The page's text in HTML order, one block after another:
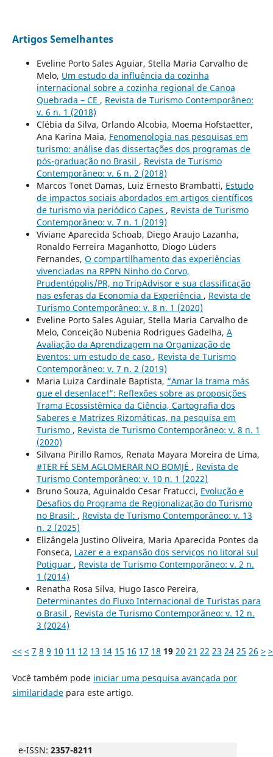
Artigos Semelhantes
Eveline Porto Sales Aguiar, Stella Maria Carvalho de
Melo, Um estudo da influência da cozinha
internacional sobre a cozinha regional de Canoa
Quebrada – CE , Revista de Turismo Contemporâneo:
v. 6 n. 1 (2018)
Clébia da Silva, Orlando Alcobia, Moema Hofstaetter,
Ana Karina Maia, Fenomenologia nas pesquisas em
turismo: análise das dissertações dos programas de
pós-graduação no Brasil , Revista de Turismo
Contemporâneo: v. 6 n. 2 (2018)
Marcos Tonet Damas, Luiz Ernesto Brambatti, Estudo
de impactos sociais abordados em artigos científicos
de turismo via periódico Capes , Revista de Turismo
Contemporâneo: v. 7 n. 1 (2019)
Viviane Aparecida Schoab, Diego Araujo Lazanha,
Ronaldo Ferreira Maganhotto, Diogo Lüders
Fernandes, O compartilhamento das experiências
vivenciadas na RPPN Ninho do Corvo,
Prudentópolis/PR, no TripAdvisor e sua classificação
nas esferas da Economia da Experiência , Revista de
Turismo Contemporâneo: v. 8 n. 1 (2020)
Eveline Porto Sales Aguiar, Stella Maria Carvalho de
Melo, Conceição Nubenia Rodrigues Gadelha, A
Avaliação da Aprendizagem na Organização de
Eventos: um estudo de caso , Revista de Turismo
Contemporâneo: v. 7 n. 2 (2019)
Maria Luiza Cardinale Baptista, “Amar la trama más
que el desenlace!”: Reflexões sobre as proposições
Trama Ecossistêmica da Ciência, Cartografia dos
Saberes e Matrizes Rizomáticas, na pesquisa em
Turismo , Revista de Turismo Contemporâneo: v. 8 n. 1
(2020)
Silvana Pirillo Ramos, Renata Mayara Moreira de Lima,
#TER FÉ SEM AGLOMERAR NO BOMJÉ , Revista de
Turismo Contemporâneo: v. 10 n. 1 (2022)
Bruno Souza, Aguinaldo Cesar Fratucci, Evolução e
Desafios do Programa de Regionalização do Turismo
no Brasil: , Revista de Turismo Contemporâneo: v. 13
n. 2 (2025)
Elizângela Justino Oliveira, Maria Aparecida Pontes da
Fonseca, Lazer e a expansão dos serviços no litoral sul
Potiguar , Revista de Turismo Contemporâneo: v. 2 n.
1 (2014)
Renatha Rosa Silva, Hugo Iasco Pereira,
Determinantes do Fluxo Internacional de Turistas para
o Brasil , Revista de Turismo Contemporâneo: v. 12 n.
3 (2024)
<< < 7 8 9 10 11 12 13 14 15 16 17 18 19 20 21 22 23 24 25 26 >
Você também pode iniciar uma pesquisa avançada por
similaridadepara este artigo.
e-ISSN: 2357-8211